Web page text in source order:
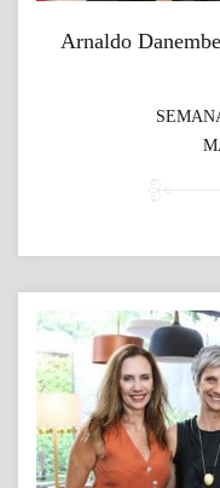
Arnaldo